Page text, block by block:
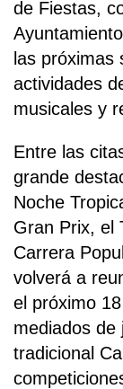
de Fiestas,
las próximas
actividades
musicales y
Entre las
grande
Noche
Gran Prix, el
Carrera
volverá a
el próximo
mediados de
tradicional